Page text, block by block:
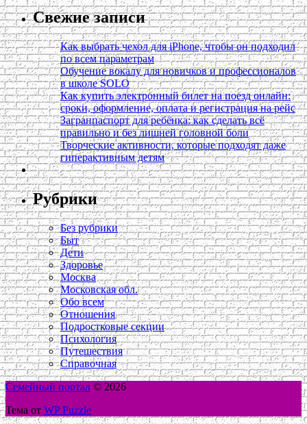
Свежие записи
Как выбрать чехол для iPhone, чтобы он подходил
по всем параметрам
Обучение вокалу для новичков и профессионалов
в школе SOLO
Как купить электронный билет на поезд онлайн:
сроки, оформление, оплата и регистрация на рейс
Загранпаспорт для ребёнка: как сделать всё
правильно и без лишней головной боли
Творческие активности, которые подходят даже
гиперактивным детям
Рубрики
Без рубрики
Быт
Дети
Здоровье
Москва
Московская обл.
Обо всем
Отношения
Подростковые секции
Психология
Путешествия
Справочная
Семейный портал © 2026
Тема от WP Puzzle